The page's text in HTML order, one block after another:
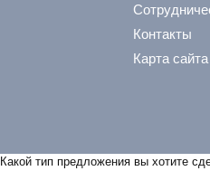
Контакты
Карта сайта
Какой тип предложения вы хотите